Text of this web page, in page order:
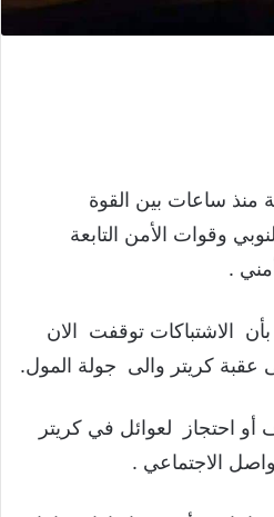
منذ ساعات بين القوة
وقوات الأمن التابعة
.
الاشتباكات توقفت الان
كريتر والى جولة المول.
احتجاز لعوائل في كريتر
الاجتماعي .